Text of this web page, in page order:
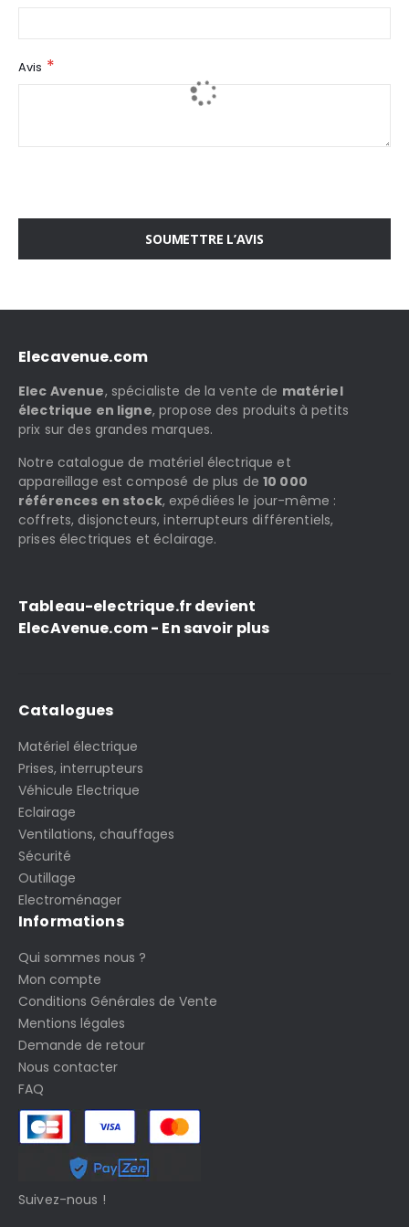
Avis
SOUMETTRE L’AVIS
Elecavenue.com
Elec Avenue, spécialiste de la vente de matériel
électrique en ligne, propose des produits à petits
prix sur des grandes marques.
Notre catalogue de matériel électrique et
appareillage est composé de plus de10 000
références en stock, expédiées le jour-même :
coffrets, disjoncteurs, interrupteurs différentiels,
prises électriques et éclairage.
Tableau-electrique.fr devient
ElecAvenue.com - En savoir plus
Catalogues
Matériel électrique
Prises, interrupteurs
Véhicule Electrique
Eclairage
Ventilations, chauffages
Sécurité
Outillage
Electroménager
Informations
Qui sommes nous ?
Mon compte
Conditions Générales de Vente
Mentions légales
Demande de retour
Nous contacter
FAQ
Suivez-nous !